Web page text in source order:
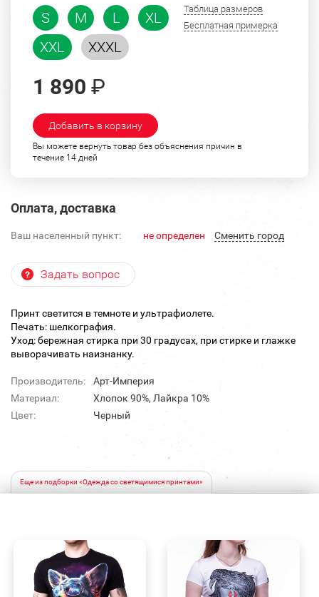
S M L
XL
XXL
XXXL
Таблица размеров
Бесплатная примерка
1 890 ₽
Добавить в корзину
Вы можете вернуть товар без объяснения причин в
течение 14 дней
Оплата, доставка
Ваш населенный пункт: не определен Cменить город
Задать вопрос
Принт светится в темноте и ультрафиолете.
Печать: шелкография.
Уход: бережная стирка при 30 градусах, при стирке и глажке
выворачивать наизнанку.
Производитель:
Арт-Империя
Материал:
Хлопок 90%, Лайкра 10%
Цвет:
Черный
Еще из подборки «Одежда со светящимися принтами»